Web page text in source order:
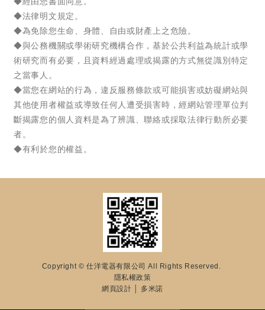
Copyright © 仕洋電器有限公司 All Rights Reserved.
隱私權政策
網頁設計 │ 多米諾